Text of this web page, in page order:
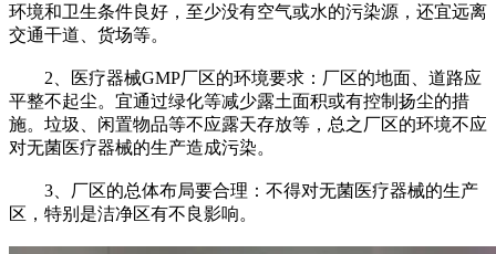
环境和卫生条件良好，至少没有空气或水的污染源，还宜远离
交通干道、货场等。
2、医疗器械GMP厂区的环境要求：厂区的地面、道路应
平整不起尘。宜通过绿化等减少露土面积或有控制扬尘的措
施。垃圾、闲置物品等不应露天存放等，总之厂区的环境不应
对无菌医疗器械的生产造成污染。
3、厂区的总体布局要合理：不得对无菌医疗器械的生产
区，特别是洁净区有不良影响。